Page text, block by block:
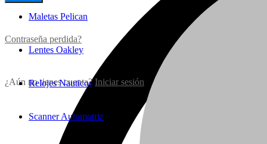
Contraseña perdida?
¿Aún no tienes cuenta? Iniciar sesión
Maletas Pelican
Lentes Oakley
Relojes Nauticos
Scanner Automotriz